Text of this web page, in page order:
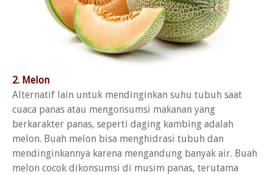
2. Melon
Alternatif lain untuk mendinginkan suhu tubuh saat
cuaca panas atau mengonsumsi makanan yang
berkarakter panas, seperti daging kambing adalah
melon. Buah melon bisa menghidrasi tubuh dan
mendinginkannya karena mengandung banyak air. Buah
melon cocok dikonsumsi di musim panas, terutama